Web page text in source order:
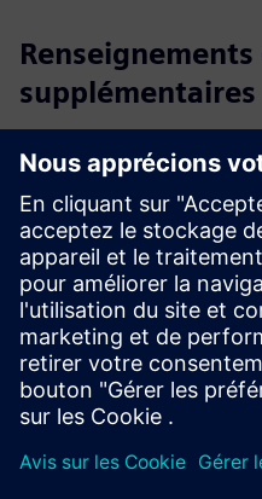
supplémentaires
EcoPlus
Vidéo : Solutions de
Fiche technique :
Conditions
Planification PCon : décidez
futur placard à fumées aura.